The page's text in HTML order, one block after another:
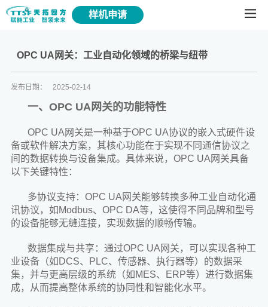
样机申请
OPC UA网关：工业自动化领域的桥梁与纽带
发布日期： 2025-02-14
一、OPC UA网关的功能特性
OPC UA网关是一种基于OPC UA协议的嵌入式硬件设
备或软件解决方案，其核心功能在于实现不同通信协议之
间的数据转换与设备集成。具体来说，OPC UA网关具备
以下关键特性：
多协议支持：OPC UA网关能够转换多种工业自动化通
讯协议，如Modbus、OPC DA等，这使得不同品牌和型号
的设备能够无缝连接，实现数据的顺畅传输。
数据集成与共享：通过OPC UA网关，可以实现各种工
业设备（如DCS、PLC、传感器、执行器等）的数据采
集，并与更高层级的系统（如MES、ERP等）进行数据集
成，从而提高整体系统的协同性和智能化水平。